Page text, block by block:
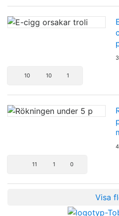
10 10 1
11 1 0
Visa